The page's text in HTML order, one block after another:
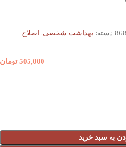
دسته: بهداشت شخصی,
اصلاح
505,000 تومان
به سبد خرید